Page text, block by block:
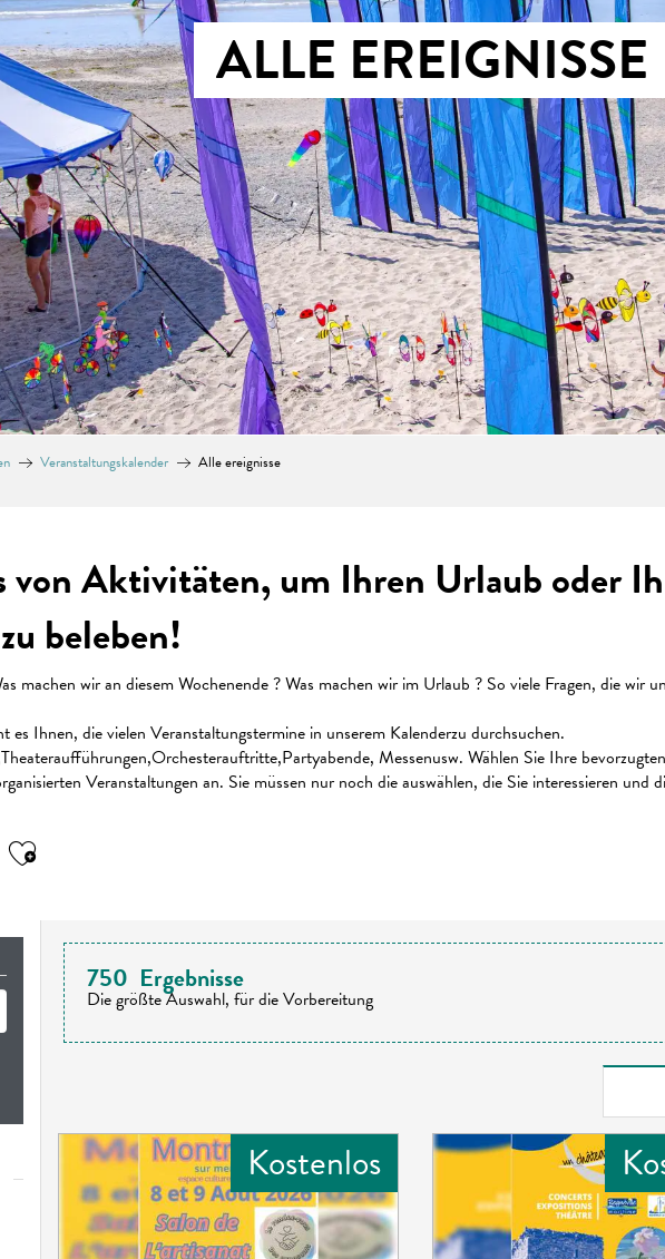
ALLE EREIGNISSE
Veranstaltungskalender Alle ereignisse
von Aktivitäten, um Ihren Urlaub oder
beleben!
machen wir an diesem Wochenende ? Was machen wir im Urlaub ? So viele Fragen, die wir
es Ihnen, die vielen Veranstaltungstermine in unserem Kalenderzu durchsuchen.
Messenusw. Wählen Sie Ihre
Veranstaltungen an. Sie müssen nur noch die auswählen, die Sie interessieren und
Ajouter aux favoris
750 Ergebnisse
Die größte Auswahl, für die Vorbereitung
Kostenlos